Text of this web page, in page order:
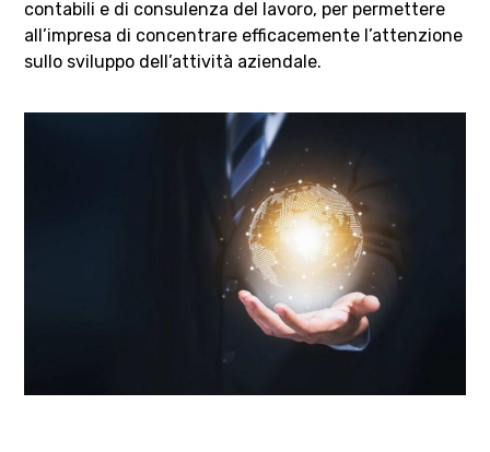
contabili e di consulenza del lavoro, per permettere
all’impresa di concentrare efficacemente l’attenzione
sullo sviluppo dell’attività aziendale.